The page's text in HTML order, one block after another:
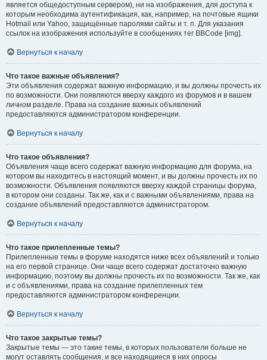
является общедоступным сервером), ни на изображения, для доступа к
которым необходима аутентификация, как, например, на почтовые ящики
Hotmail или Yahoo, защищённые паролями сайты и т. п. Для указания
ссылок на изображения используйте в сообщениях тег BBCode [img].
Вернуться к началу
Что такое важные объявления?
Эти объявления содержат важную информацию, и вы должны прочесть их
по возможности. Они появляются вверху каждого из форумов и в вашем
личном разделе. Права на создание важных объявлений
предоставляются администратором конференции.
Вернуться к началу
Что такое объявления?
Объявления чаще всего содержат важную информацию для форума, на
котором вы находитесь в настоящий момент, и вы должны прочесть их по
возможности. Объявления появляются вверху каждой страницы форума,
в котором они созданы. Так же, как и с важными объявлениями, права на
создание объявлений предоставляются администратором.
Вернуться к началу
Что такое прилепленные темы?
Прилепленные темы в форуме находятся ниже всех объявлений и только
на его первой странице. Они чаще всего содержат достаточно важную
информацию, поэтому вы должны прочесть их по возможности. Так же, как
и с объявлениями, права на создание прилепленных тем
предоставляются администратором конференции.
Вернуться к началу
Что такое закрытые темы?
Закрытые темы — это такие темы, в которых пользователи больше не
могут оставлять сообщения, и все находящиеся в них опросы